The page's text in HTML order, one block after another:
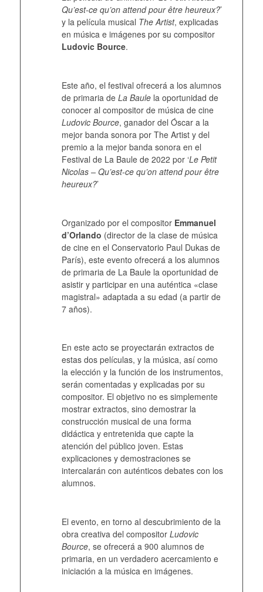
Qu’est-ce qu’on attend pour être heureux?’
y la película musical The Artist, explicadas
en música e imágenes por su compositor
Ludovic Bource.
Este año, el festival ofrecerá a los alumnos
de primaria de La Baulela oportunidad de
conocer al compositor de música de cine
Ludovic Bource, ganador del Óscar a la
mejor banda sonora por The Artist y del
premio a la mejor banda sonora en el
Festival de La Baule de 2022 por ‘Le Petit
Nicolas – Qu’est-ce qu’on attend pour être
heureux?’
Organizado por el compositor Emmanuel
d’Orlando (director de la clase de música
de cine en el Conservatorio Paul Dukas de
París), este evento ofrecerá a los alumnos
de primaria de La Baule la oportunidad de
asistir y participar en una auténtica «clase
magistral» adaptada a su edad (a partir de
7 años).
En este acto se proyectarán extractos de
estas dos películas, y la música, así como
la elección y la función de los instrumentos,
serán comentadas y explicadas por su
compositor. El objetivo no es simplemente
mostrar extractos, sino demostrar la
construcción musical de una forma
didáctica y entretenida que capte la
atención del público joven. Estas
explicaciones y demostraciones se
intercalarán con auténticos debates con los
alumnos.
El evento, en torno al descubrimiento de la
obra creativa del compositor Ludovic
Bource, se ofrecerá a 900 alumnos de
primaria, en un verdadero acercamiento e
iniciación a la música en imágenes.